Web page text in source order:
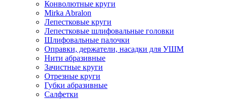
Конволютные круги
Mirka Abralon
Лепестковые круги
Лепестковые шлифовальные головки
Шлифовальные палочки
Оправки, держатели, насадки для УШМ
Нити абразивные
Зачистные круги
Отрезные круги
Губки абразивные
Салфетки